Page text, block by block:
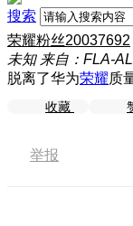
搜索
荣耀粉丝20037692
未知 来自：FLA-
脱离了华为荣耀质
收藏
举报